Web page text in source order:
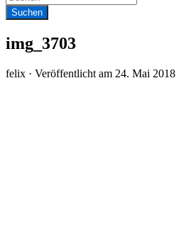
img_3703
felix · Veröffentlicht am 24. Mai 2018